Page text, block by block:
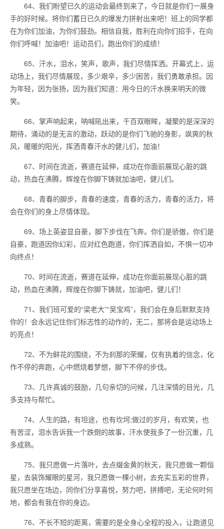
64、我们盼望已久的运动会最终到来了，今日就是你们一展身
手的好时候。将你们蓄日已久的爆发力拼射出来吧！班上的同学都
在为你们加油，为你们鼓劲。相信自我，胜利在向你们招手，在向
你们呼喊！加油吧！运动员们，跑出你们的成绩！
65、汗水，泪水，笑声，歌声，我们尽情挥洒。开幕式上，运
动场上，我们尽情展现，多少艰辛，多少困苦，我们勇敢承担。因
为年轻，因为张扬，因为我们知道：用今日的汗水换来明天的微
笑。
66、掌声响起来，呐喊吼出来，千百双眼眸，凝聚的是深深的
期待，涌动的是无言的激动，跃动的是你们飞驰的身影，飒爽的秋
风，暖暖的阳光，挥洒青春汗水的健儿们，加油！
67、时间在流逝，赛道在延伸，成功在你面前展现心脏的跳
动，热血在沸腾，辉煌在你脚下铸就加油吧，健儿们。
68、青春的脚步，青春的速度，青春的活力，青春的活力，将
会在你们的身上尽情体现。
69、场上英姿显自豪，脚下步伐在飞奔。你们是骄傲，你们是
自豪，跑道因你幻彩，应对红色跑道，你们挥洒自如，不惧一切冲
向终点！
70、时间在流逝，赛道在延伸，成功在你面前展现心脏的跳
动，热血在沸腾，辉煌在你脚下铸就，加油吧，健儿们！
71、我们班可爱的“梁老大”“吴宝鸡”，我们会在身后默默支持
你的！会永远记住你们标志性的动作的，无二，那将会是运动场上
的亮点！
72、不为鲜花的围绕，不为刹那的荣耀，仅有执着的信念，化
作不停的奔跑，心中燃烧着梦想，脚下不停的步伐。
73、几许真诚的鼓励，几句亲切的问候，几注深情的目光，几
多支持与帮忙。
74、人生的路，有坦途，也有坎坷;做过的岁月，有欢笑，也
有苦涩，泪水告诉我一个跌倒的故事，汗水使我多了一份沉重，几
多成熟。
75、我只愿做一片落叶，去点缀金黄的秋天，我只愿做一颗恒
星，去装饰耀眼的星河，我只愿做一棵小树，去充实五彩的世界，
我只愿坐在场边，同你们分享喜悦，努力吧，拼搏吧，无论何时何
地，都会有我在你的身边。
76、不长不短的距离，需要的是全身心全程的投入，让跑道见